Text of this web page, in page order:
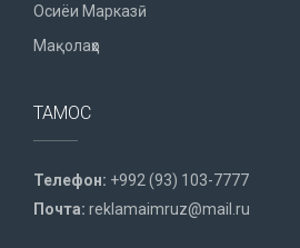
Осиёи Марказӣ
Мақолаҳо
ТАМОС
Телефон: +992 (93) 103-7777
Почта: reklamaimruz@mail.ru